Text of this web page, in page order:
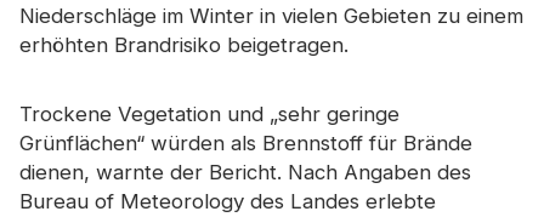
Niederschläge im Winter in vielen Gebieten zu einem
erhöhten Brandrisiko beigetragen.
Trockene Vegetation und „sehr geringe
Grünflächen“ würden als Brennstoff für Brände
dienen, warnte der Bericht. Nach Angaben des
Bureau of Meteorology des Landes erlebte